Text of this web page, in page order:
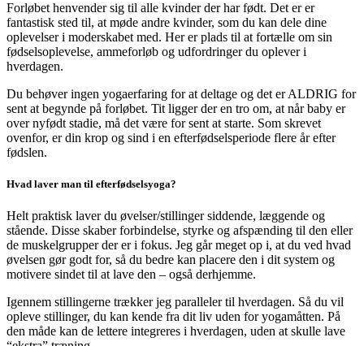
Forløbet henvender sig til alle kvinder der har født. Det er er
fantastisk sted til, at møde andre kvinder, som du kan dele dine
oplevelser i moderskabet med. Her er plads til at fortælle om sin
fødselsoplevelse, ammeforløb og udfordringer du oplever i
hverdagen.
Du behøver ingen yogaerfaring for at deltage og det er ALDRIG for
sent at begynde på forløbet. Tit ligger der en tro om, at når baby er
over nyfødt stadie, må det være for sent at starte. Som skrevet
ovenfor, er din krop og sind i en efterfødselsperiode flere år efter
fødslen.
Hvad laver man til efterfødselsyoga?
Helt praktisk laver du øvelser/stillinger siddende, læggende og
stående. Disse skaber forbindelse, styrke og afspænding til den eller
de muskelgrupper der er i fokus. Jeg går meget op i, at du ved hvad
øvelsen gør godt for, så du bedre kan placere den i dit system og
motivere sindet til at lave den – også derhjemme.
Igennem stillingerne trækker jeg paralleler til hverdagen. Så du vil
opleve stillinger, du kan kende fra dit liv uden for yogamåtten. På
den måde kan de lettere integreres i hverdagen, uden at skulle lave